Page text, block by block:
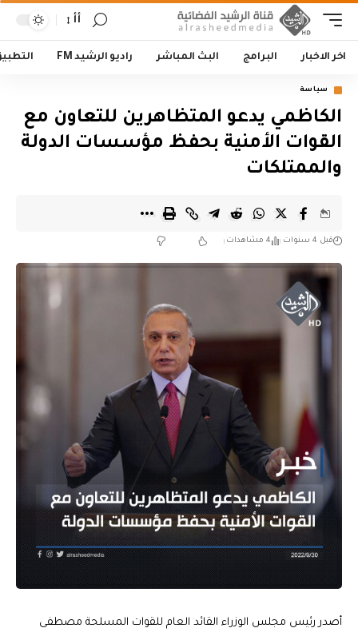
أأ
اخر الاخبار البرامج البث المباشر راديو الرشيد FM
سياسة
الكاظمي يدعو المتظاهرين للتعاون مع
القوات الأمنية بحفظ مؤسسات الدولة
والممتلكات
قبل 4 سنوات 4 مشاهدات
أصدر رئيس مجلس الوزراء القائد العام للقوات المسلحة مصطفى